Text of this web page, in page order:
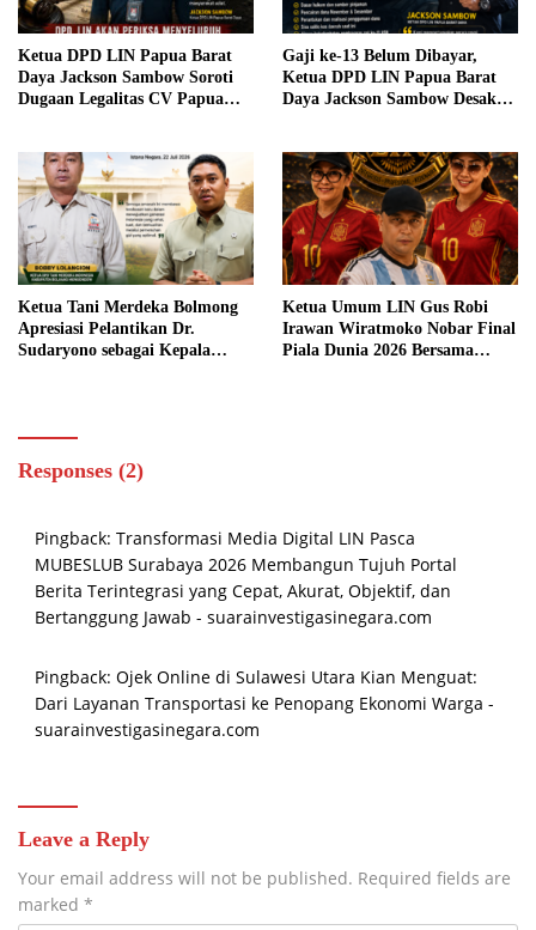
Ketua DPD LIN Papua Barat
Daya Jackson Sambow Soroti
Dugaan Legalitas CV Papua
Gaji ke-13 Belum Dibayar,
Ketua DPD LIN Papua Barat
Daya Jackson Sambow Desak
Rp110 Miliar
Ketua Tani Merdeka Bolmong
Apresiasi Pelantikan Dr.
Sudaryono sebagai Kepala
Ketua Umum LIN Gus Robi
Irawan Wiratmoko Nobar Final
Piala Dunia 2026 Bersama
Responses (2)
Pingback: Transformasi Media Digital LIN Pasca
MUBESLUB Surabaya 2026 Membangun Tujuh Portal
Berita Terintegrasi yang Cepat, Akurat, Objektif, dan
Bertanggung Jawab - suarainvestigasinegara.com
Pingback: Ojek Online di Sulawesi Utara Kian Menguat:
Dari Layanan Transportasi ke Penopang Ekonomi Warga -
suarainvestigasinegara.com
Leave a Reply
Your email address will not be published. Required fields are
marked *